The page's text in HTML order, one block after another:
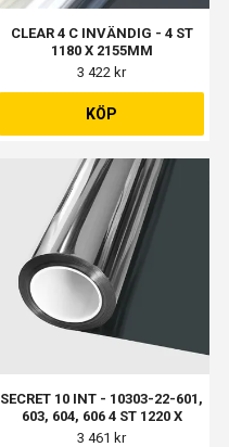
CLEAR 4 C INVÄNDIG - 4 ST
1180 X 2155MM
3 422 kr
KÖP
SECRET 10 INT - 10303-22-601,
603, 604, 606 4 ST 1220 X
1530MM
3 461 kr